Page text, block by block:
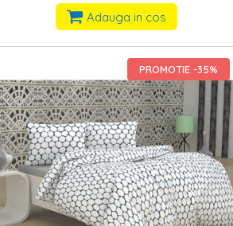
Adauga in cos
PROMOTIE -35%